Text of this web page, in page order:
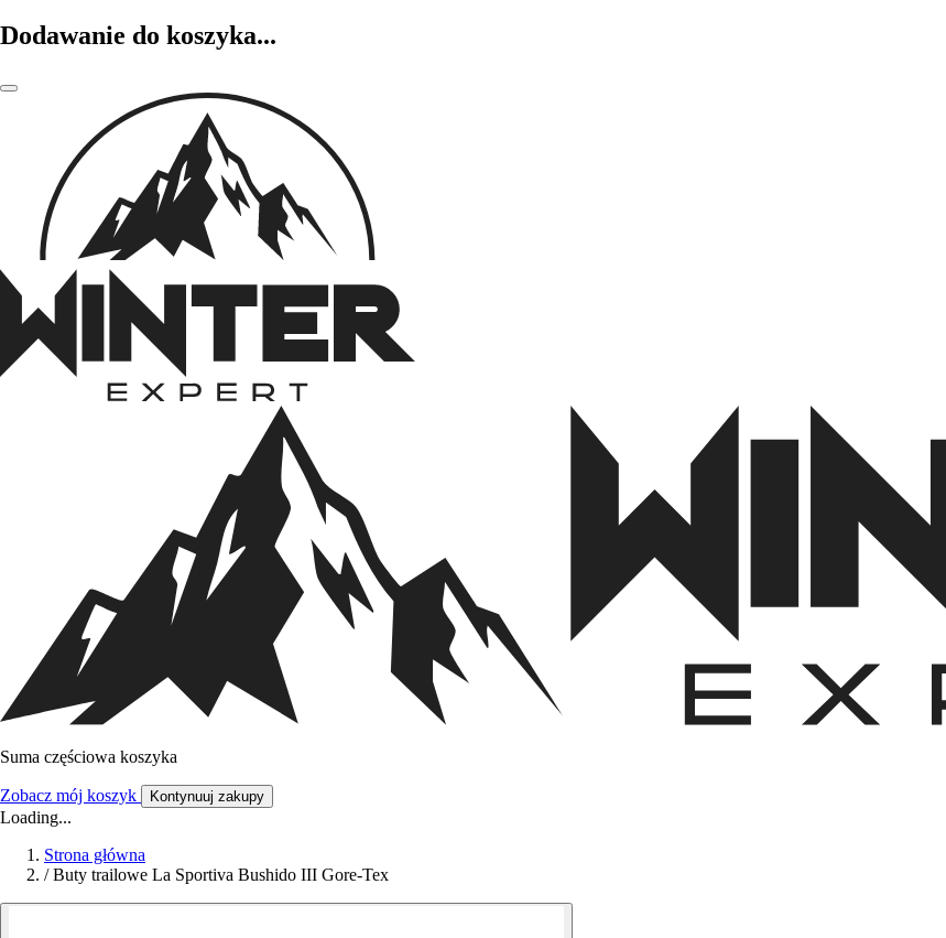
Dodawanie do koszyka...
Suma częściowa koszyka
Zobacz mój koszyk Kontynuuj zakupy
Loading...
Strona główna
/ Buty trailowe La Sportiva Bushido III Gore-Tex